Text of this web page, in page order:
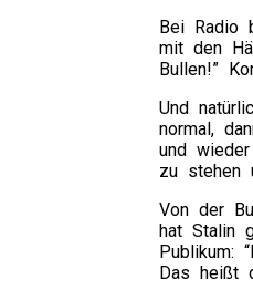
Bei Radio
mit den
Bullen!”
Und
normal,
und
zu stehen
Von der
hat Stalin
Publikum:
Das heißt